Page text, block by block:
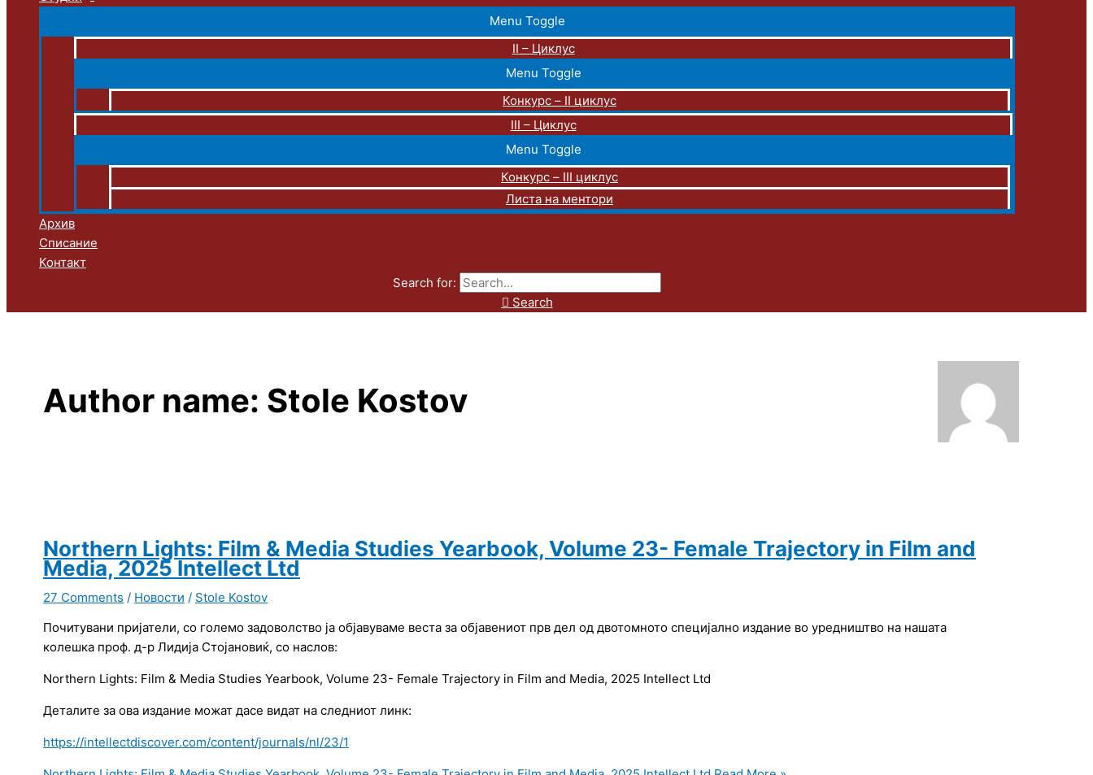
Menu Toggle
II – Циклус
Menu Toggle
Конкурс – II циклус
III – Циклус
Menu Toggle
Конкурс – III циклус
Листа на ментори
Архив
Списание
Контакт
Search for:
Search
Author name: Stole Kostov
Northern Lights: Film & Media Studies Yearbook, Volume 23- Female Trajectory in Film and
Media, 2025 Intellect Ltd
27 Comments / Новости / Stole Kostov
Почитувани пријатели, со големо задоволство ја објавуваме веста за објавениот прв дел од двотомното специјално издание во уредништво на нашата
колешка проф. д-р Лидија Стојановиќ, со наслов:
Northern Lights: Film & Media Studies Yearbook, Volume 23- Female Trajectory in Film and Media, 2025 Intellect Ltd
Деталите за ова издание можат дасе видат на следниот линк:
https://intellectdiscover.com/content/journals/nl/23/1